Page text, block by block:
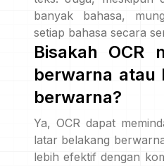
banyak bahasa,
setiap bahasa secara
Bisakah OCR
berwarna atau
berwarna?
Ya, OCR dapat
latar belakang
lebih efektif dengan